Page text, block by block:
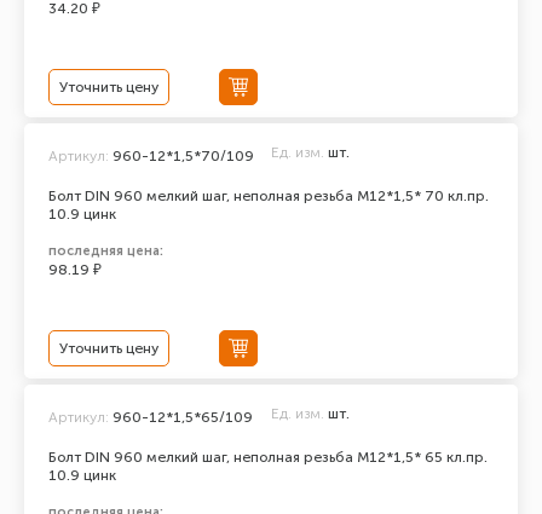
34.20 ₽
Уточнить цену
Болт DIN 960 мелкий шаг, неполная резьба M12*1,5* 70 кл.пр.
10.9 цинк
Артикул: 960-12*1,5*70/109 Ед. изм. шт.
последняя цена:
98.19 ₽
Уточнить цену
Болт DIN 960 мелкий шаг, неполная резьба M12*1,5* 65 кл.пр.
10.9 цинк
Артикул: 960-12*1,5*65/109 Ед. изм. шт.